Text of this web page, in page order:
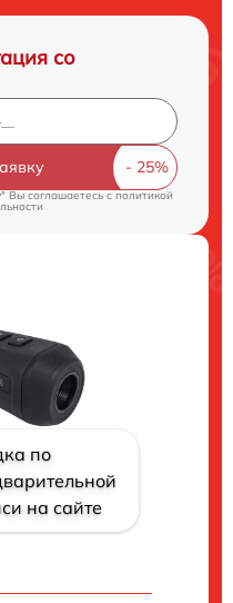
со
Вы соглашаетесь c политикой
по
на сайте